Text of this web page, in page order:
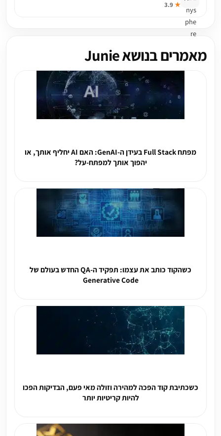
★
מאמרים בנושא Junie
מפתח Full Stack בעידן ה-GenAI: האם AI יחליף אותך, או
יהפוך אותך למפתח-על?
כשהקוד כותב את עצמו: תפקיד ה-QA החדש בעולם של
Generative Code
כשכתיבת קוד הפכה למהירה וזולה מאי פעם, הבדיקות הפכו
להיות קריטיות יותר